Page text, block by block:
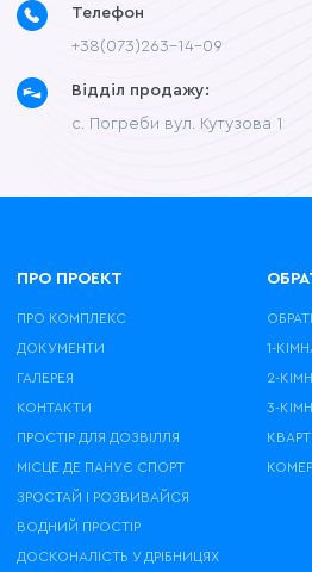
Телефон
+38(073)263-14-09
Відділ продажу:
с. Погреби вул. Кутузова 1
ПРО ПРОЕКТ
ПРО КОМПЛЕКС
ДОКУМЕНТИ
ГАЛЕРЕЯ
КОНТАКТИ
ПРОСТІР ДЛЯ ДОЗВІЛЛЯ
МІСЦЕ ДЕ ПАНУЄ СПОРТ
ЗРОСТАЙ І РОЗВИВАЙСЯ
ВОДНИЙ ПРОСТІР
ДОСКОНАЛІСТЬ У ДРІБНИЦЯХ
1-
2-
3-